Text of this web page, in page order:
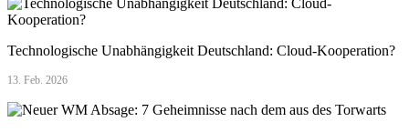
Technologische Unabhängigkeit Deutschland: Cloud-Kooperation?
13. Feb. 2026